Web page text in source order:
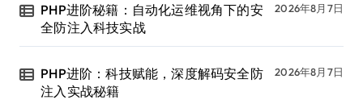
PHP进阶秘籍：自动化运维视角下的安
全防注入科技实战
2026年8月7日
PHP进阶：科技赋能，深度解码安全防
注入实战秘籍
2026年8月7日